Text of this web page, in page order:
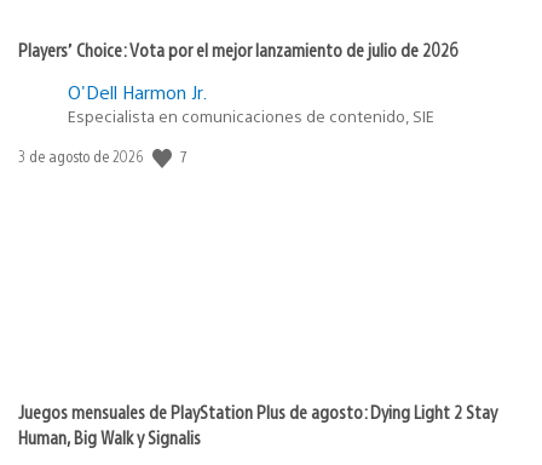
Players’ Choice: Vota por el mejor lanzamiento de julio de 2026
O'Dell Harmon Jr.
Especialista en comunicaciones de contenido, SIE
Fecha
3 de agosto de 2026 7
Juegos mensuales de PlayStation Plus de agosto: Dying Light 2 Stay
Human, Big Walk y Signalis